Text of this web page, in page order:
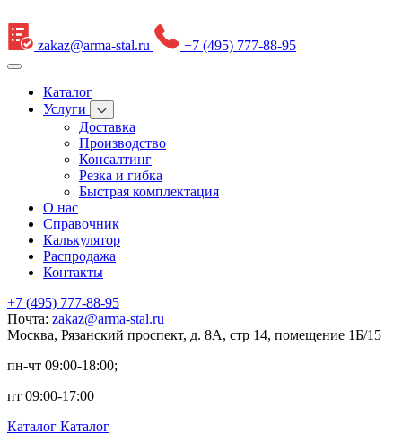
zakaz@arma-stal.ru +7 (495) 777-88-95
Каталог
Услуги
Доставка
Производство
Консалтинг
Резка и гибка
Быстрая комплектация
О нас
Справочник
Калькулятор
Распродажа
Контакты
+7 (495) 777-88-95
Почта: zakaz@arma-stal.ru
Москва, Рязанский проспект, д. 8А, стр 14, помещение 1Б/15
пн-чт 09:00-18:00;
пт 09:00-17:00
Каталог Каталог